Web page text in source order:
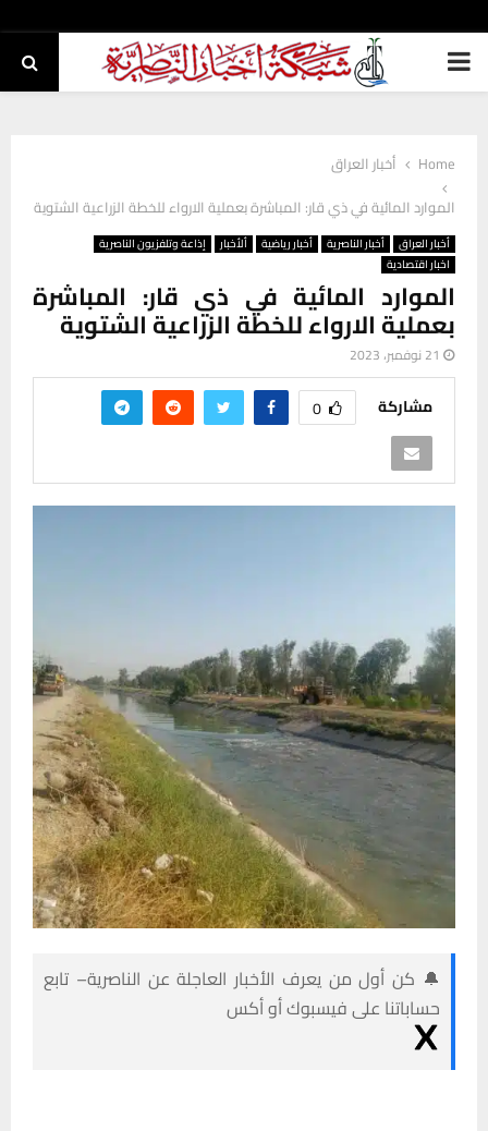
PRIMARY
Home
أخبار العراق
الموارد المائية في ذي قار: المباشرة بعملية الارواء للخطة الزراعية الشتوية
أخبار العراق أخبار الناصرية أخبار رياضية ألأخبار
إذاعة وتلفزيون الناصرية
اخبار اقتصادية
الموارد المائية في ذي قار: المباشرة
بعملية الارواء للخطة الزراعية الشتوية
21 نوفمبر، 2023
مشاركة 0
🔔 كن أول من يعرف الأخبار العاجلة عن الناصرية– تابع
حساباتنا على فيسبوك أو أكس